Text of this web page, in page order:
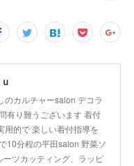
のカルチャーsalon デコラ
有り難うございます 着付
的で 楽しい着付指導を
10分程の平田salon 野菜ソ
ツカッティング、ラッピ